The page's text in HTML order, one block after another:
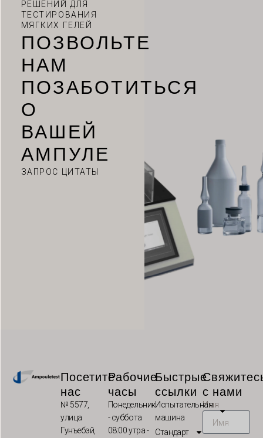
РЕШЕНИЙ ДЛЯ
ТЕСТИРОВАНИЯ
МЯГКИХ ГЕЛЕЙ
ПОЗВОЛЬТЕ
НАМ
ПОЗАБОТИТЬСЯ
О
ВАШЕЙ
АМПУЛЕ
ЗАПРОС ЦИТАТЫ
Посетите
нас
№ 5577,
улица
Гунъебэй,
Рабочие
часы
Понедельник
- суббота
08:00 утра -
Быстрые
ссылки
Испытательная
машина
Стандарт
с нами
Имя
PL
RO
VI